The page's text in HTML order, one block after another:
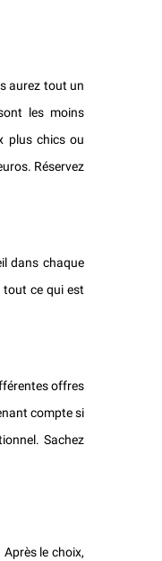
aurez tout un
les moins
plus chics ou
Réservez
dans chaque
tout ce qui est
offres
compte si
Sachez
le choix,